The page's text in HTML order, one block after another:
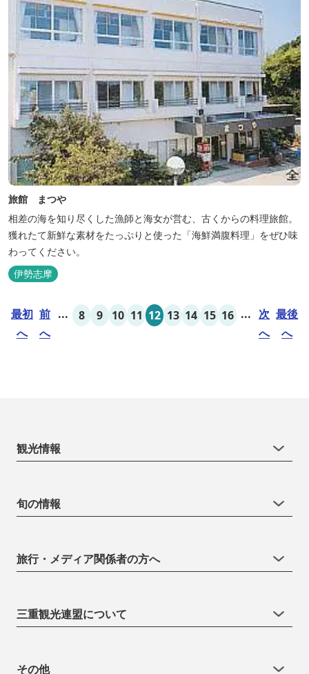
旅館 まつや
相差の海を知り尽くした漁師と海女が営む、古くからの料理旅館。
獲れたて新鮮な素材をたっぷりと使った「海鮮満腹料理」をぜひ味
わってください。
伊勢志摩
最初
へ
前
へ
... 8 9 10 11 12 13 14 15 16 ... 次
へ
最後
へ
観光情報
旬の情報
旅行・メディア関係者の方へ
三重観光連盟について
その他